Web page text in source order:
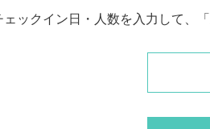
ェックイン日・人数を入力して、